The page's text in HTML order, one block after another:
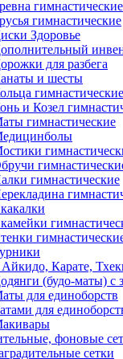
гимнастические
гимнастические
Здоровье
для разбега
и шесты
гимнастические
и Козел
гимнастические
гимнастические
Карате,
(будо-маты) с
для единоборств
для
фоновые
сетки